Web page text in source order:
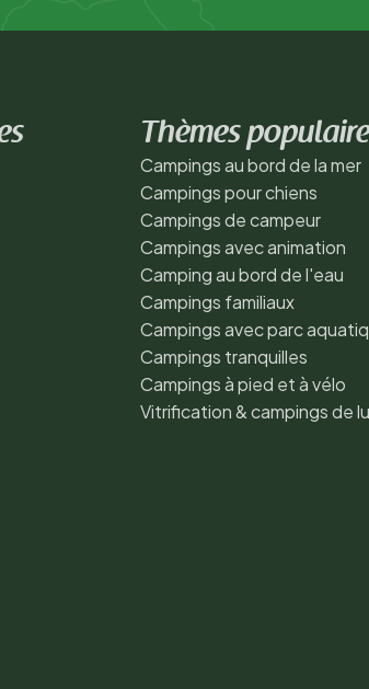
Thèmes
Campings au bord de la mer
Campings pour chiens
Campings de campeur
Campings avec animation
Camping au bord de l'eau
Campings familiaux
Campings avec parc
Campings tranquilles
Campings à pied et à vélo
Vitrification & campings de